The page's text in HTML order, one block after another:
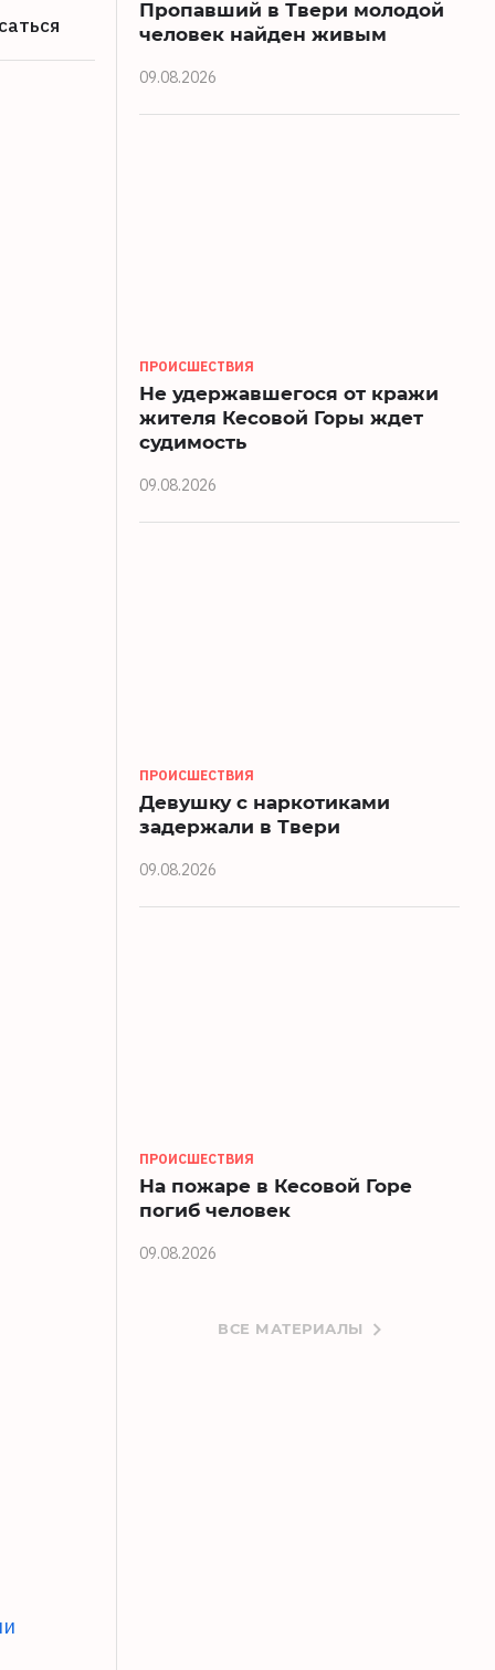
Пропавший в Твери молодой
человек найден живым
09.08.2026
ПРОИСШЕСТВИЯ
Не удержавшегося от кражи
жителя Кесовой Горы ждет
судимость
09.08.2026
ПРОИСШЕСТВИЯ
Девушку с наркотиками
задержали в Твери
09.08.2026
ПРОИСШЕСТВИЯ
На пожаре в Кесовой Горе
погиб человек
09.08.2026
ВСЕ МАТЕРИАЛЫ